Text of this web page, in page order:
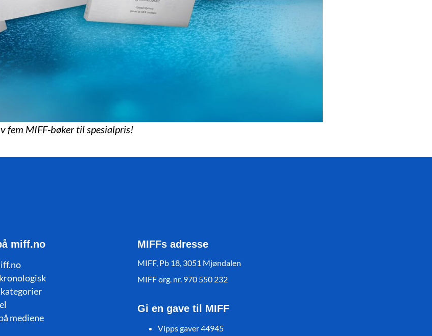
fem MIFF-bøker til spesialpris!
miff.no
kategorier
mediene
MIFFs adresse
MIFF, Pb 18, 3051 Mjøndalen
MIFF org. nr. 970 550 232
Gi en gave til MIFF
Vipps gaver 44945